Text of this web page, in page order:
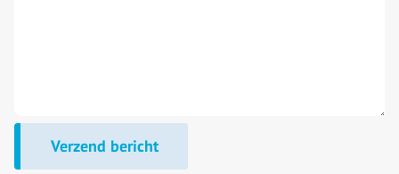
Verzend bericht